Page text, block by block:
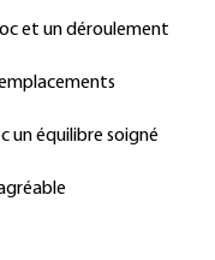
et un déroulement
un équilibre soigné